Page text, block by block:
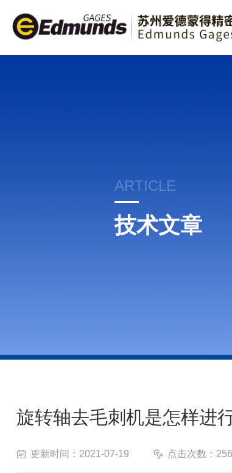
ARTICLE
技术文章
旋转轴去毛刺机是怎样进
更新时间：2021-07-19 点击次数：